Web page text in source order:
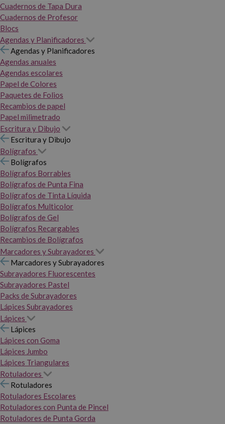
Cuadernos de Tapa Dura
Cuadernos de Profesor
Blocs
Agendas y Planificadores
Agendas y Planificadores
Agendas anuales
Agendas escolares
Papel de Colores
Paquetes de Folios
Recambios de papel
Papel milimetrado
Escritura y Dibujo
Escritura y Dibujo
Bolígrafos
Bolígrafos
Bolígrafos Borrables
Bolígrafos de Punta Fina
Bolígrafos de Tinta Líquida
Bolígrafos Multicolor
Bolígrafos de Gel
Bolígrafos Recargables
Recambios de Bolígrafos
Marcadores y Subrayadores
Marcadores y Subrayadores
Subrayadores Fluorescentes
Subrayadores Pastel
Packs de Subrayadores
Lápices Subrayadores
Lápices
Lápices
Lápices con Goma
Lápices Jumbo
Lápices Triangulares
Rotuladores
Rotuladores
Rotuladores Escolares
Rotuladores con Punta de Pincel
Rotuladores de Punta Gorda